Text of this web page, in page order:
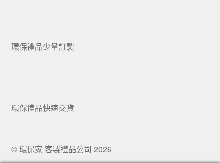
環保禮品少量訂製
環保禮品快速交貨
© 環保家 客製禮品公司 2026